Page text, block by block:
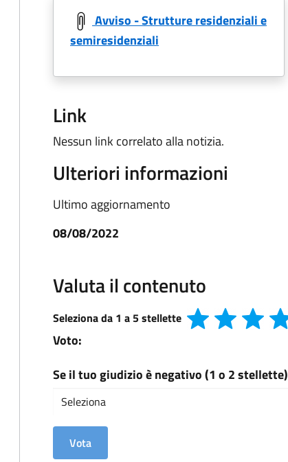
Avviso - Strutture residenziali e
semiresidenziali
Link
Nessun link correlato alla notizia.
Ulteriori informazioni
Ultimo aggiornamento
08/08/2022
Valuta il contenuto
Seleziona da 1 a 5 stellette
Voto:
Se il tuo giudizio è negativo (1 o 2 stellette)